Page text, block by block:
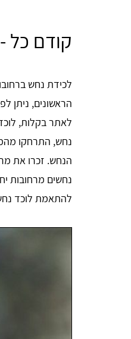
קודם כל
לכידת נחש
הראשונים, ניתן
לאתר בקלות,
נחש, התרחקו
הנחש. זכרו את
נחשים מרחובות
להתאמת לוכד